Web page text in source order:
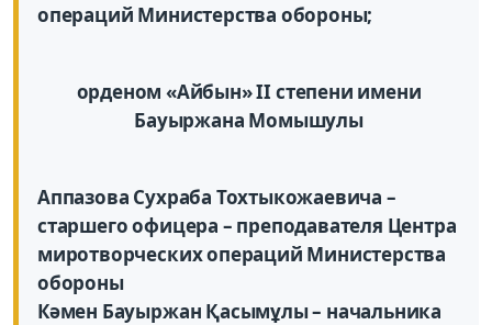
операций Министерства обороны;
орденом «Айбын» II степени имени
Бауыржана Момышулы
Аппазова Сухраба Тохтыкожаевича –
старшего офицера – преподавателя Центра
миротворческих операций Министерства
обороны
Кәмен Бауыржан Қасымұлы – начальника